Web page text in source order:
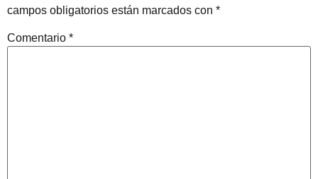
campos obligatorios están marcados con *
Comentario *